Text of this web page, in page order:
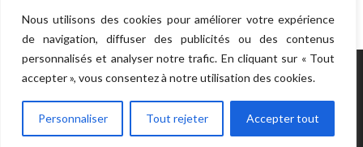
Nous utilisons des cookies pour améliorer votre expérience
de navigation, diffuser des publicités ou des contenus
personnalisés et analyser notre trafic. En cliquant sur « Tout
accepter », vous consentez à notre utilisation des cookies.
Personnaliser Tout rejeter Accepter tout
POWERED BY WORDPRESS.CREATED BY
THEMESINDEP
RETOUR EN HAUT